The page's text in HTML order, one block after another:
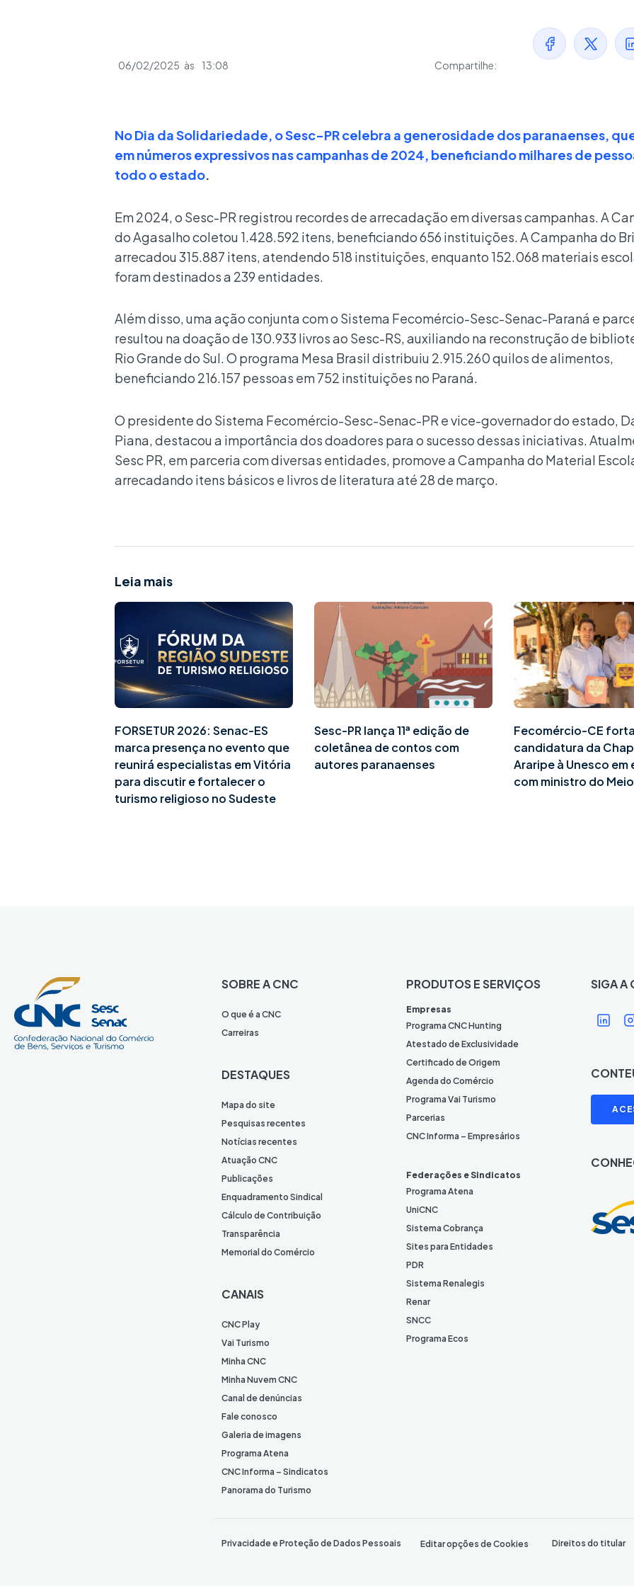
06/02/2025 às 13:08 Compartilhe:
No Dia da Solidariedade, o Sesc-PR celebra a generosidade dos paranaenses,
em números expressivos nas campanhas de 2024, beneficiando milhares de
todo o estado.
Em 2024, o Sesc-PR registrou recordes de arrecadação em diversas campanhas. A
do Agasalho coletou 1.428.592 itens, beneficiando 656 instituições. A Campanha do
arrecadou 315.887 itens, atendendo 518 instituições, enquanto 152.068 materiais
foram destinados a 239 entidades.
Além disso, uma ação conjunta com o Sistema Fecomércio-Sesc-Senac-Paraná e
resultou na doação de 130.933 livros ao Sesc-RS, auxiliando na reconstrução de
Rio Grande do Sul. O programa Mesa Brasil distribuiu 2.915.260 quilos de alimentos,
beneficiando 216.157 pessoas em 752 instituições no Paraná.
O presidente do Sistema Fecomércio-Sesc-Senac-PR e vice-governador do estado,
Piana, destacou a importância dos doadores para o sucesso dessas iniciativas.
Sesc PR, em parceria com diversas entidades, promove a Campanha do Material
arrecadando itens básicos e livros de literatura até 28 de março.
Leia mais
FORSETUR 2026: Senac-ES
marca presença no evento que
reunirá especialistas em Vitória
para discutir e fortalecer o
turismo religioso no Sudeste
Sesc-PR lança 11ª edição de
coletânea de contos com
autores paranaenses
Fecomércio-CE
candidatura da
Araripe à Unesco
com ministro do
SOBRE A CNC
O que é a CNC
Carreiras
DESTAQUES
Mapa do site
Pesquisas recentes
Notícias recentes
Atuação CNC
Publicações
Enquadramento Sindical
Cálculo de Contribuição
Transparência
Memorial do Comércio
CANAIS
CNC Play
Vai Turismo
Minha CNC
Minha Nuvem CNC
Canal de denúncias
Fale conosco
Galeria de imagens
Programa Atena
CNC Informa – Sindicatos
Panorama do Turismo
PRODUTOS E SERVIÇOS
Empresas
Programa CNC Hunting
Atestado de Exclusividade
Certificado de Origem
Agenda do Comércio
Programa Vai Turismo
Parcerias
CNC Informa – Empresários
Federações e Sindicatos
Programa Atena
UniCNC
Sistema Cobrança
Sites para Entidades
PDR
Sistema Renalegis
Renar
SNCC
Programa Ecos
SIGA A
Í
c
n
e
L
i
k
e
I
n
Í
I
Privacidade e Proteção de Dados Pessoais Editar opções de Cookies Direitos do titular